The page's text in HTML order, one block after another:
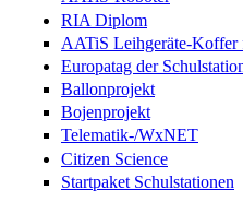
RIA Diplom
AATiS Leihgeräte-
Europatag der
Ballonprojekt
Bojenprojekt
Telematik-/WxNET
Citizen Science
Startpaket Schulstationen